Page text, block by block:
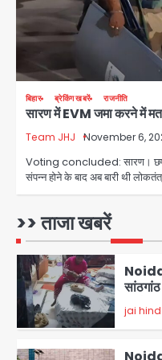
बिहार ब्रेकिंग खबरें राजनीति
सारण में EVM जमा करने में
Team JHJ November 6,
Voting concluded: सारण।
संपन्न होने के बाद अब बारी थी
>> ताजा खबरें
रांची
jai
नोएडा
jai hind
1
Noida
2
Noida
jai